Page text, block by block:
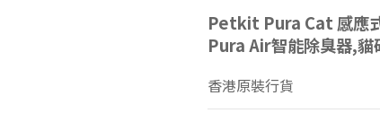
Petkit Pura Cat 感應
Pura Air智能除臭器,貓
香港原裝行貨